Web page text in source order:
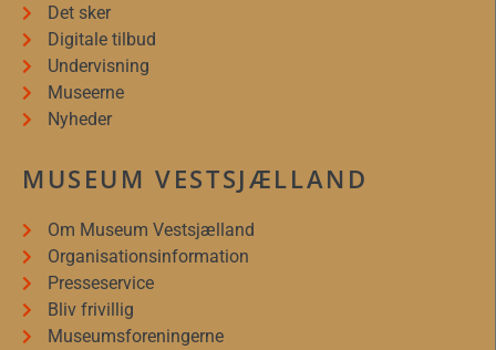
Det sker
Digitale tilbud
Undervisning
Museerne
Nyheder
MUSEUM VESTSJÆLLAND
Om Museum Vestsjælland
Organisationsinformation
Presseservice
Bliv frivillig
Museumsforeningerne